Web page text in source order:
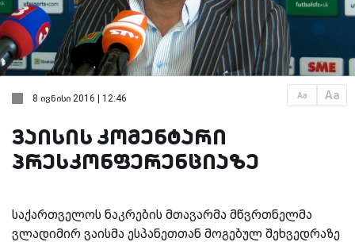
Aa Aa
8 ივნისი 2016 | 12:46
ვაისის კომენტარი
პრესკონფერენციაზე
საქართველოს ნაკრების მთავარმა მწვრთნელმა
ვლადიმირ ვაისმა ესპანეთთან მოგებულ შეხვედრაზე